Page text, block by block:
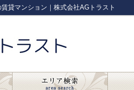
貸マンション｜株式会社AGトラスト